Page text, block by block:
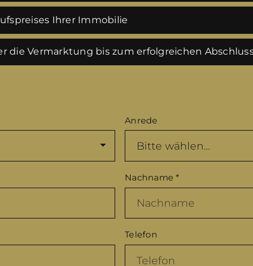
Ihrer Immobilie
die Vermarktung bis zum erfolgreichen
Anrede
Nachname*
Telefon